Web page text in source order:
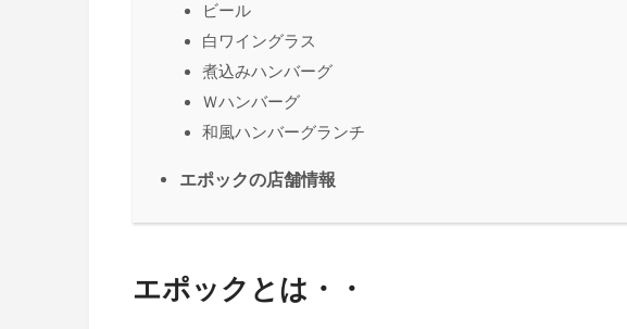
ビール
白ワイングラス
煮込みハンバーグ
Ｗハンバーグ
和風ハンバーグランチ
エポックの店舗情報
エポックとは・・